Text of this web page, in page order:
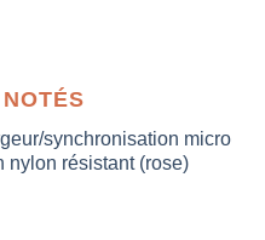
synchronisation micro
nylon résistant (rose)